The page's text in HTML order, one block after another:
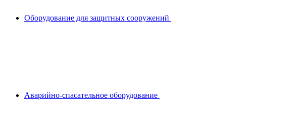
Оборудование для защитных сооружений
Аварийно-спасательное оборудование